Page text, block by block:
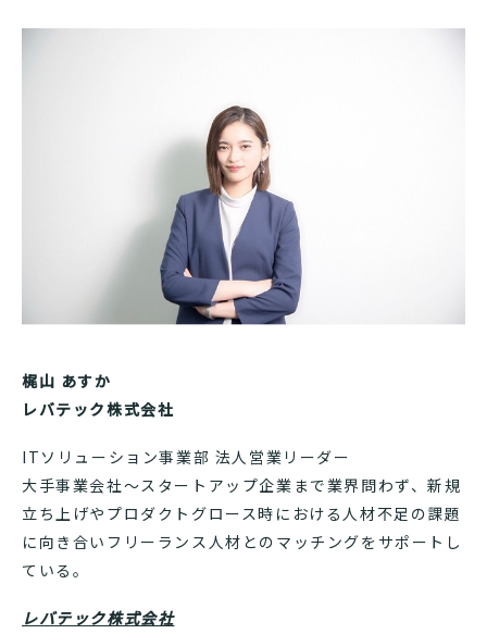
梶山 あすか
レバテック株式会社
ITソリューション事業部 法人営業リーダー
大手事業会社～スタートアップ企業まで業界問わず、新規
立ち上げやプロダクトグロース時における人材不足の課題
に向き合いフリーランス人材とのマッチングをサポートし
ている。
レバテック株式会社